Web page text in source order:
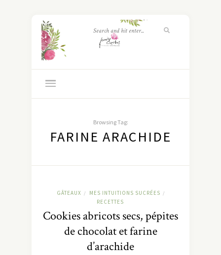
Browsing Tag:
FARINE ARACHIDE
GÂTEAUX / MES INTUITIONS SUCRÉES /
RECETTES
Cookies abricots secs, pépites
de chocolat et farine
d’arachide